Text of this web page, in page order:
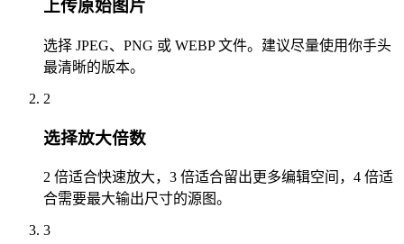
上传原始图片
选择 JPEG、PNG 或 WEBP 文件。建议尽量使用你手头
最清晰的版本。
2
选择放大倍数
2 倍适合快速放大，3 倍适合留出更多编辑空间，4 倍适
合需要最大输出尺寸的源图。
3